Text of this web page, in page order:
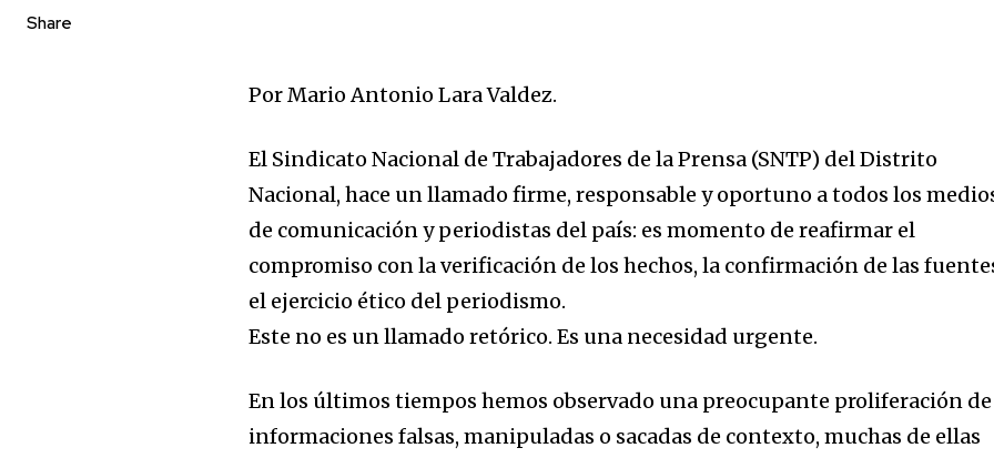
Share
Por Mario Antonio Lara Valdez.
El Sindicato Nacional de Trabajadores de la Prensa (SNTP) del Distrito
Nacional, hace un llamado firme, responsable y oportuno a todos los
de comunicación y periodistas del país: es momento de reafirmar el
compromiso con la verificación de los hechos, la confirmación de las
el ejercicio ético del periodismo.
Este no es un llamado retórico. Es una necesidad urgente.
En los últimos tiempos hemos observado una preocupante proliferación de
informaciones falsas, manipuladas o sacadas de contexto, muchas de ellas